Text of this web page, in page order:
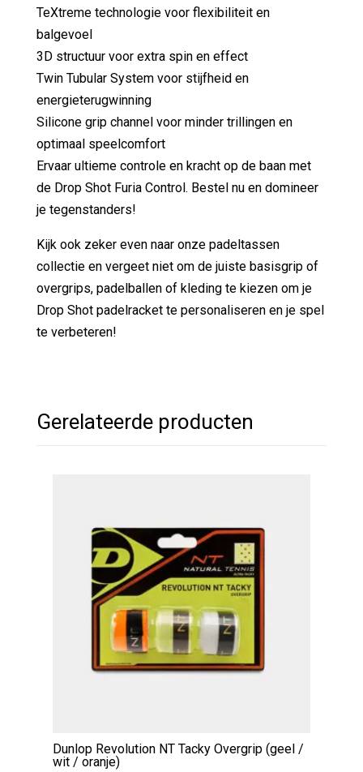
TeXtreme technologie voor flexibiliteit en
balgevoel
3D structuur voor extra spin en effect
Twin Tubular System voor stijfheid en
energieterugwinning
Silicone grip channel voor minder trillingen en
optimaal speelcomfort
Ervaar ultieme controle en kracht op de baan met
de Drop Shot Furia Control. Bestel nu en domineer
je tegenstanders!
Kijk ook zeker even naar onze padeltassen
collectie en vergeet niet om de juiste basisgrip of
overgrips, padelballen of kleding te kiezen om je
Drop Shot padelracket te personaliseren en je spel
te verbeteren!
Gerelateerde producten
Dunlop Revolution NT Tacky Overgrip (geel /
wit / oranje)